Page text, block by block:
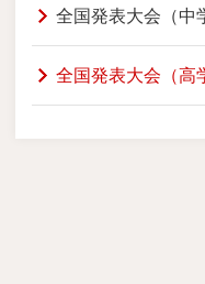
全国発表大会（中
全国発表大会（高